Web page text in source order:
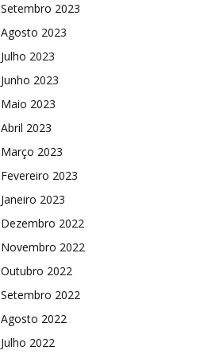
Setembro 2023
Agosto 2023
Julho 2023
Junho 2023
Maio 2023
Abril 2023
Março 2023
Fevereiro 2023
Janeiro 2023
Dezembro 2022
Novembro 2022
Outubro 2022
Setembro 2022
Agosto 2022
Julho 2022